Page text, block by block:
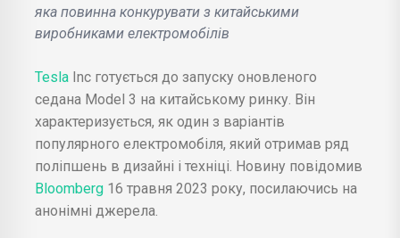
яка повинна конкурувати з китайськими
виробниками електромобілів
Tesla Inc готується до запуску оновленого
седана Model 3 на китайському ринку. Він
характеризується, як один з варіантів
популярного електромобіля, який отримав ряд
поліпшень в дизайні і техніці. Новину повідомив
Bloomberg 16 травня 2023 року, посилаючись на
анонімні джерела.